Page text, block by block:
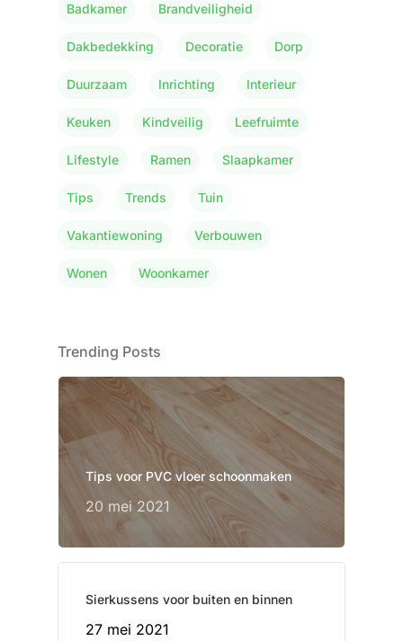
Badkamer Brandveiligheid
Dakbedekking Decoratie Dorp
Duurzaam Inrichting Interieur
Keuken Kindveilig Leefruimte
Lifestyle Ramen Slaapkamer
Tips Trends Tuin
Vakantiewoning Verbouwen
Wonen Woonkamer
Trending Posts
Tips voor PVC vloer schoonmaken
20 mei 2021
Sierkussens voor buiten en binnen
27 mei 2021